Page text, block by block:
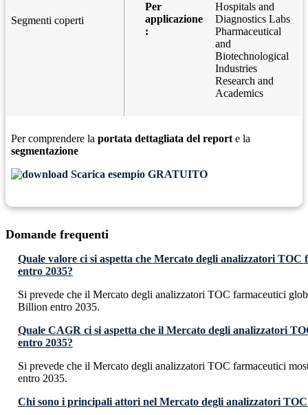
Segmenti coperti
Per
applicazione
:
Hospitals and
Diagnostics Labs
Pharmaceutical
and
Biotechnological
Industries
Research and
Academics
Per comprendere la portata dettagliata del report e la
segmentazione
Scarica esempio GRATUITO
Domande frequenti
Quale valore ci si aspetta che Mercato degli analizzatori TOC
entro 2035?
Si prevede che il Mercato degli analizzatori TOC farmaceutici
Billion entro 2035.
Quale CAGR ci si aspetta che il Mercato degli analizzatori
entro 2035?
Si prevede che il Mercato degli analizzatori TOC farmaceutici
entro 2035.
Chi sono i principali attori nel Mercato degli analizzatori